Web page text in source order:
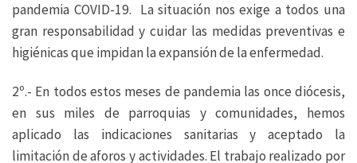
pandemia COVID-19. La situación nos exige a todos una
gran responsabilidad y cuidar las medidas preventivas e
higiénicas que impidan la expansión de la enfermedad.
2º.- En todos estos meses de pandemia las once diócesis,
en sus miles de parroquias y comunidades, hemos
aplicado las indicaciones sanitarias y aceptado la
limitación de aforos y actividades. El trabajo realizado por